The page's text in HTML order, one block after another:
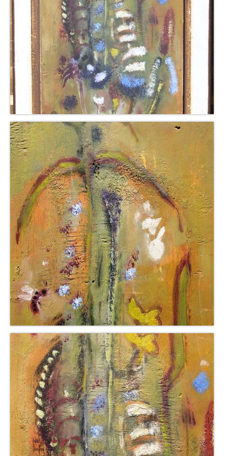
Schwäbische Künstler
Weitere
Expressiver Realismus
Motive
Abstraktion
Industrie & Arbeit
Mediterrane Landschaft
Norddeutsche Landschaften
Süddeutsche Landschaft
Selbstbildnisse
Stillleben
Neues
Tägliche Dosis Kunst
Themenflyer
Themenflyer: Trügerische Idyllen
Themenflyer: Buch und Schrift in der Kunst
Themenflyer: Sehnsucht Süden
Themenflyer: Walter Becker
Themenflyer: Richild Holt
Themenflyer: Ernst Geitlinger
Themenflyer: Michel Wagner
Weitere Themenflyer